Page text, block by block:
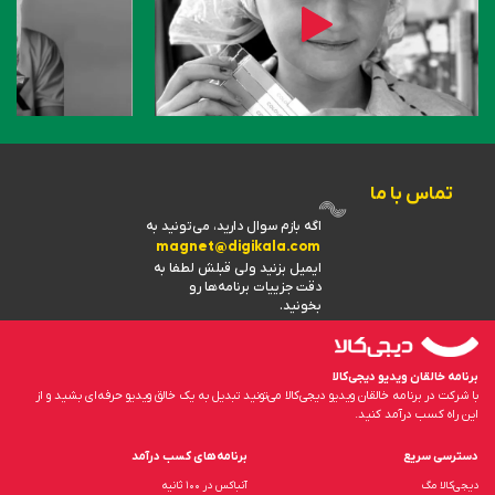
تماس با ما
اگه بازم سوال دارید، می‌تونید به
magnet@digikala.com
ایمیل بزنید ولی قبلش لطفا به
دقت جزییات برنامه‌ها رو
بخونید.
برنامه خالقان ویدیو دیجی‌کالا
با شرکت در برنامه خالقان ویدیو دیجی‌کالا می‌تونید تبدیل به یک خالق ویدیو حرفه‌ای بشید و از
این راه کسب درآمد کنید.
دسترسی سریع
دیجی‌کالا مگ
برنامه‌های کسب درآمد
آنباکس در ۱۰۰ ثانیه